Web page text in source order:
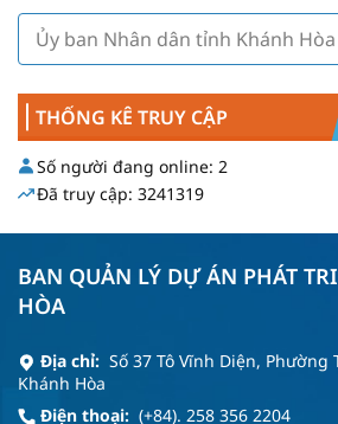
THỐNG KÊ TRUY CẬP
Số người đang online: 2
Đã truy cập: 3241319
BAN QUẢN LÝ DỰ ÁN PHÁT
HÒA
Địa chỉ: Số 37 Tô Vĩnh Diện, Phường
Khánh Hòa
Điện thoại: (+84). 258 356 2204